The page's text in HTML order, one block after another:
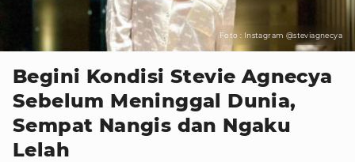
Foto : Instagram @steviagnecya
Begini Kondisi Stevie Agnecya
Sebelum Meninggal Dunia,
Sempat Nangis dan Ngaku
Lelah